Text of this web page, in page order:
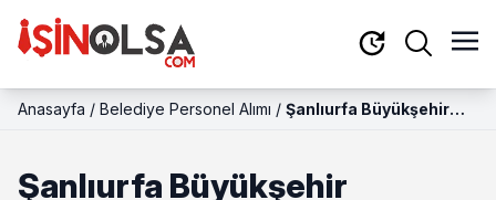
Anasayfa / Belediye Personel Alımı / Şanlıurfa Büyükşehir
Başvurular Eylülde!
Şanlıurfa Büyükşehir